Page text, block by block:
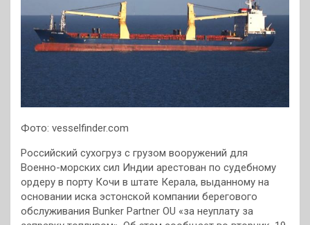
Фото: vesselfinder.com
Российский сухогруз с грузом вооружений для
Военно-морских сил Индии арестован по судебному
ордеру в порту Кочи в штате Керала, выданному на
основании иска эстонской компании берегового
обслуживания Bunker Partner OU «за неуплату за